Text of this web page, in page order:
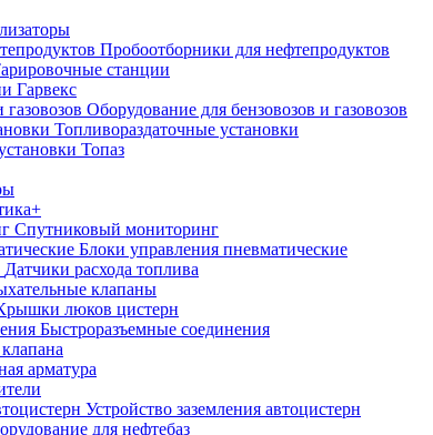
Пробоотборники для нефтепродуктов
станции
Гарвекс
Оборудование для бензовозов и газовозов
Топливораздаточные установки
Топаз
Спутниковый мониторинг
Блоки управления пневматические
Датчики расхода топлива
клапаны
люков цистерн
Быстроразъемные соединения
арматура
Устройство заземления автоцистерн
для нефтебаз